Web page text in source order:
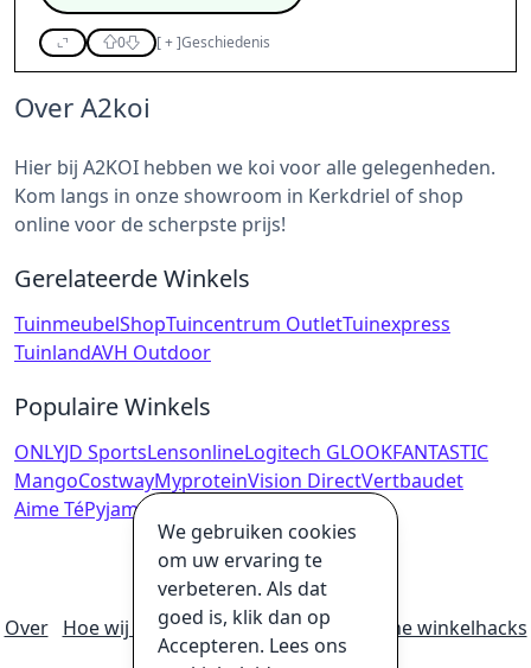
0 [+]Geschiedenis
Over A2koi
Hier bij A2KOI hebben we koi voor alle gelegenheden.
Kom langs in onze showroom in Kerkdriel of shop
online voor de scherpste prijs!
Gerelateerde Winkels
TuinmeubelShopTuincentrum OutletTuinexpress
TuinlandAVH Outdoor
Populaire Winkels
ONLYJD SportsLensonlineLogitech GLOOKFANTASTIC
MangoCostwayMyproteinVision DirectVertbaudet
Aime TéPyjama-webshop
Over Hoe wij geld verdienen
Ultieme online winkelhacks
We gebruiken cookies
om uw ervaring te
verbeteren. Als dat
goed is, klik dan op
Accepteren. Lees ons